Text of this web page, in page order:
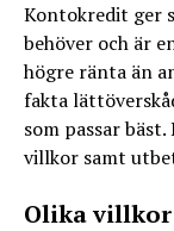
Kontokredit ger
behöver och är
högre ränta än
fakta
som passar
villkor samt
Olika villkor